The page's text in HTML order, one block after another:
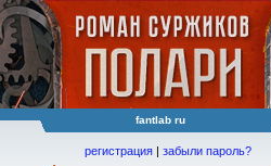
fantlab ru
регистрация | забыли пароль?